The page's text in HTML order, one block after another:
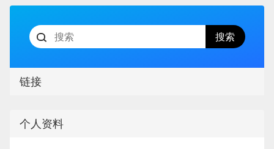
链接
个人资料